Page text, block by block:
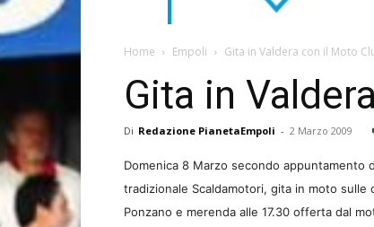
Home Empoli Gita in Valdera con il Moto
Gita in
Di Redazione PianetaEmpoli - 2 Marzo 2009
Domenica 8 Marzo secondo appuntamento
tradizionale Scaldamotori, gita in moto sulle
Ponzano e merenda alle 17.30 offerta dal